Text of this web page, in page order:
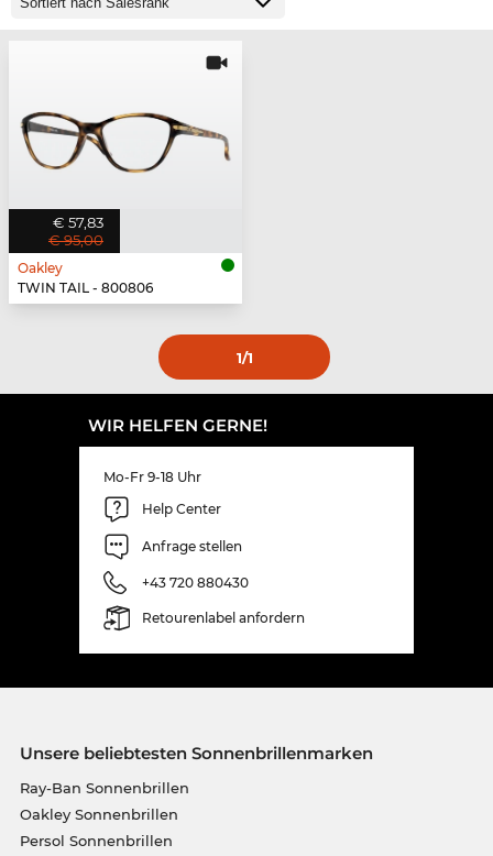
€ 57,83
€ 95,00
Oakley
TWIN TAIL - 800806
1/1
WIR HELFEN GERNE!
Mo-Fr 9-18 Uhr
Help Center
Anfrage stellen
+43 720 880430
Retourenlabel anfordern
Unsere beliebtesten Sonnenbrillenmarken
Ray-Ban Sonnenbrillen
Oakley Sonnenbrillen
Persol Sonnenbrillen